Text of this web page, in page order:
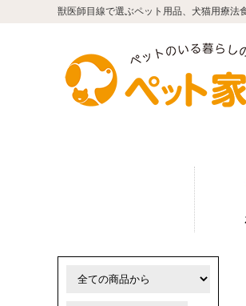
獣医師目線で選ぶペット用品、犬猫用療法